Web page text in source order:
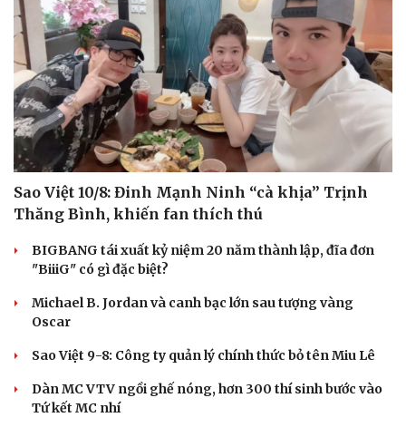
Ăn sạch sống khỏe
Sao Việt 10/8: Đinh Mạnh Ninh “cà khịa” Trịnh
Thăng Bình, khiến fan thích thú
BIGBANG tái xuất kỷ niệm 20 năm thành lập, đĩa đơn
"BiiiG" có gì đặc biệt?
Michael B. Jordan và canh bạc lớn sau tượng vàng
Oscar
Sao Việt 9-8: Công ty quản lý chính thức bỏ tên Miu Lê
Dàn MC VTV ngồi ghế nóng, hơn 300 thí sinh bước vào
Tứ kết MC nhí